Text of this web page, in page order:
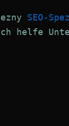
SEO-
helfe